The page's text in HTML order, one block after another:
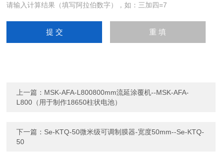
请输入计算结果（填写阿拉伯数字），如：三加四=7
上一篇： MSK-AFA-L800800mm流延涂覆机--MSK-AFA-
L800（用于制作18650柱状电池）
下一篇： Se-KTQ-50微米级可调制膜器-宽度50mm--Se-KTQ-
50